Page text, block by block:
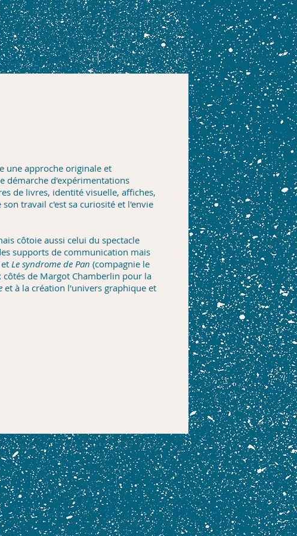
Compagnie Contact
une approche originale et
démarche d'expérimentations
de livres, identité visuelle, affiches,
travail c'est sa curiosité et l'envie
côtoie aussi celui du spectacle
supports de communication mais
Le syndrome de Pan (compagnie le
de Margot Chamberlin pour la
et à la création l'univers graphique et